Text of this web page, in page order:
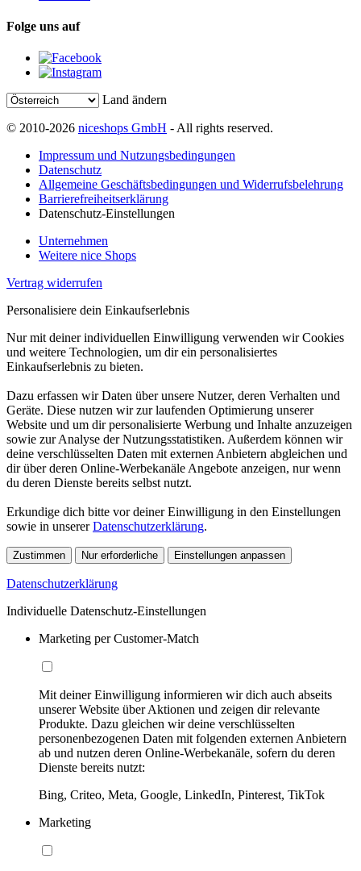
Folge uns auf
Land ändern
© 2010-2026 niceshops GmbH - All rights reserved.
Impressum und Nutzungsbedingungen
Datenschutz
Allgemeine Geschäftsbedingungen und Widerrufsbelehrung
Barrierefreiheitserklärung
Datenschutz-Einstellungen
Unternehmen
Weitere nice Shops
Vertrag widerrufen
Personalisiere dein Einkaufserlebnis
Nur mit deiner individuellen Einwilligung verwenden wir Cookies
und weitere Technologien, um dir ein personalisiertes
Einkaufserlebnis zu bieten.
Dazu erfassen wir Daten über unsere Nutzer, deren Verhalten und
Geräte. Diese nutzen wir zur laufenden Optimierung unserer
Website und um dir personalisierte Werbung und Inhalte anzuzeigen
sowie zur Analyse der Nutzungsstatistiken. Außerdem können wir
deine verschlüsselten Daten mit externen Anbietern abgleichen und
dir über deren Online-Werbekanäle Angebote anzeigen, nur wenn
du deren Dienste bereits selbst nutzt.
Erkundige dich bitte vor deiner Einwilligung in den Einstellungen
sowie in unsererDatenschutzerklärung.
Zustimmen Nur erforderliche Einstellungen anpassen
Datenschutzerklärung
Individuelle Datenschutz-Einstellungen
Marketing per Customer-Match
Mit deiner Einwilligung informieren wir dich auch abseits
unserer Website über Aktionen und zeigen dir relevante
Produkte. Dazu gleichen wir deine verschlüsselten
personenbezogenen Daten mit folgenden externen Anbietern
ab und nutzen deren Online-Werbekanäle, sofern du deren
Dienste bereits nutzt:
Bing, Criteo, Meta, Google, LinkedIn, Pinterest, TikTok
Marketing